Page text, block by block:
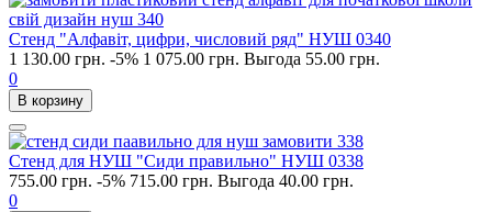
Стенд "Алфавіт, цифри, числовий ряд" НУШ 0340
1 130.00 грн. -5% 1 075.00 грн. Выгода 55.00 грн.
0
В корзину
Стенд для НУШ "Сиди правильно" НУШ 0338
755.00 грн. -5% 715.00 грн. Выгода 40.00 грн.
0